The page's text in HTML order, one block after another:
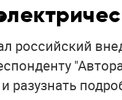
российский